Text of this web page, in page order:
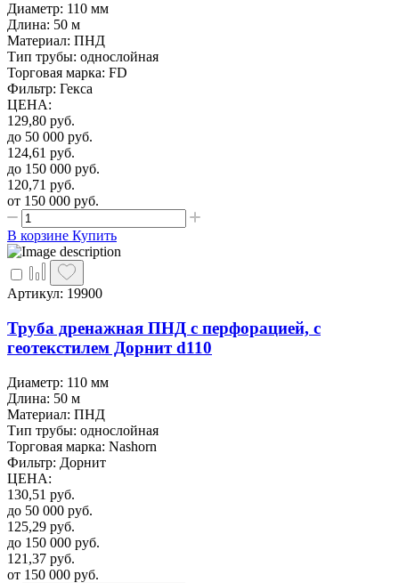
Диаметр: 110 мм
Длина: 50 м
Материал: ПНД
Тип трубы: однослойная
Торговая марка: FD
Фильтр: Гекса
ЦЕНА:
129,80 руб.
до 50 000 руб.
124,61 руб.
до 150 000 руб.
120,71 руб.
от 150 000 руб.
В корзине Купить
Артикул: 19900
Труба дренажная ПНД с перфорацией, с
геотекстилем Дорнит d110
Диаметр: 110 мм
Длина: 50 м
Материал: ПНД
Тип трубы: однослойная
Торговая марка: Nashorn
Фильтр: Дорнит
ЦЕНА:
130,51 руб.
до 50 000 руб.
125,29 руб.
до 150 000 руб.
121,37 руб.
от 150 000 руб.